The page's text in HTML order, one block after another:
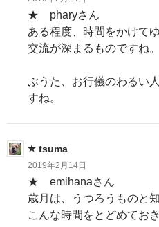
★ pharyさん
ある程度、時間をかけて
交流が深まるものですね。
ぶうた、お行儀のわるい
すね。
tsuma
2019年2月14日
★ emihanaさん
歳月は、うつろうものと
こんな時間をとどめてお